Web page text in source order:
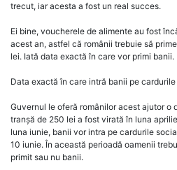
trecut, iar acesta a fost un real succes.
Ei bine, voucherele de alimente au fost
acest an, astfel că românii trebuie să
lei. Iată data exactă în care vor primi banii.
Data exactă în care intră banii pe
Guvernul le oferă românilor acest ajutor o
tranșă de 250 lei a fost virată în luna
luna iunie, banii vor intra pe cardurile
10 iunie. În această perioadă oamenii
primit sau nu banii.